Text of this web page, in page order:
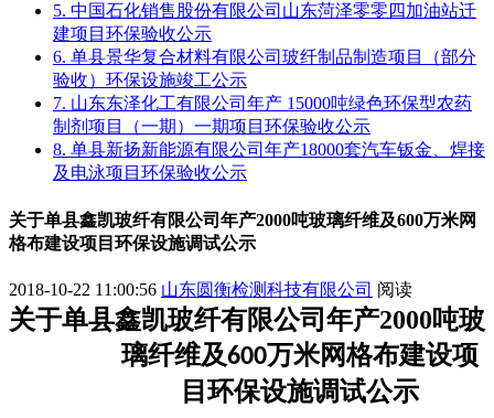
5. 中国石化销售股份有限公司山东菏泽零零四加油站迁
建项目环保验收公示
6. 单县景华复合材料有限公司玻纤制品制造项目（部分
验收）环保设施竣工公示
7. 山东东泽化工有限公司年产 15000吨绿色环保型农药
制剂项目（一期）一期项目环保验收公示
8. 单县新扬新能源有限公司年产18000套汽车钣金、焊接
及电泳项目环保验收公示
关于单县鑫凯玻纤有限公司年产2000吨玻璃纤维及600万米网
格布建设项目环保设施调试公示
2018-10-22 11:00:56 山东圆衡检测科技有限公司 阅读
关于单县鑫凯玻纤有限公司年产2000吨玻
璃纤维及600万米网格布建设项
目环保设施调试公示